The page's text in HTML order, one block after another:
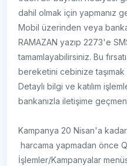
dahil olmak için yapmanız
Mobil üzerinden veya
RAMAZAN yazıp 2273'e
tamamlayabilirsiniz. Bu
bereketini cebinize taşımak
Detaylı bilgi ve katılım
bankanızla iletişime
Kampanya 20 Nisan'a
harcama yapmadan önce
İşlemler/Kampanyalar